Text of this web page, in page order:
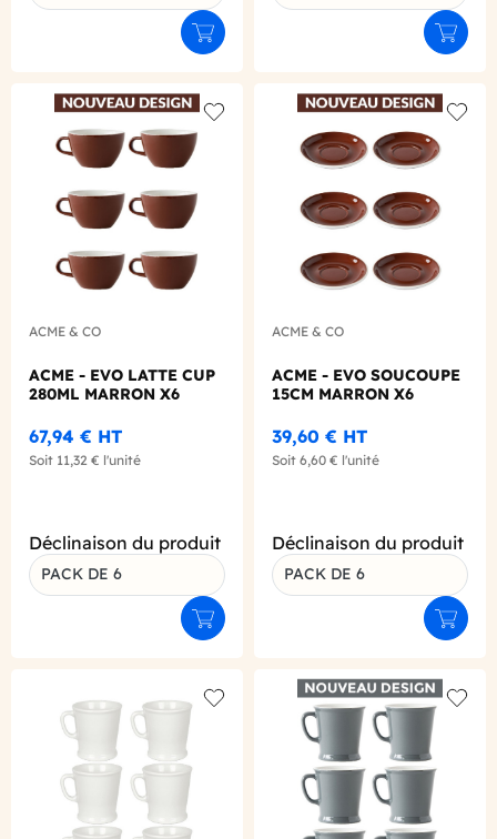
Ajouter au panier
Add to wishlist
ACME & CO
ACME - EVO LATTE CUP
280ML MARRON X6
67,94 € HT
Soit 11,32 € l'unité
Déclinaison du produit
PACK DE 6
Ajouter au panier
ACME & CO
ACME - EVO SOUCOUPE
15CM MARRON X6
39,60 € HT
Soit 6,60 € l'unité
Déclinaison du produit
PACK DE 6
Add to wishlist